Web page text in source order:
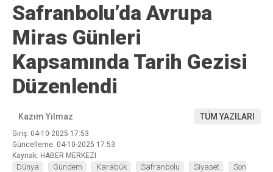
Safranbolu’da Avrupa
Miras Günleri
Kapsamında Tarih Gezisi
Düzenlendi
Kazım Yılmaz TÜM YAZILARI
Giriş: 04-10-2025 17:53
Güncelleme: 04-10-2025 17:53
Kaynak: HABER MERKEZI
Dünya Gündem Karabük Safranbolu Siyaset
Son